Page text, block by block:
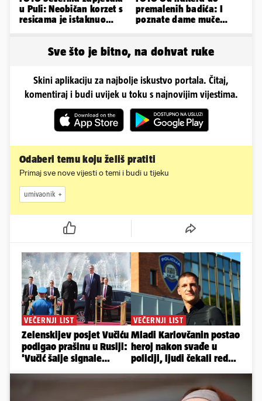
u Puli: Neobičan korzet s
resicama je istaknuo
premalenih badića: I
poznate dame muče
Sve što je bitno, na dohvat ruke
Skini aplikaciju za najbolje iskustvo portala. Čitaj,
komentiraj i budi uvijek u toku s najnovijim vijestima.
Odaberi temu koju želiš pratiti
Primaj sve nove vijesti o temi i budi u tijeku
umivaonik